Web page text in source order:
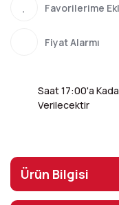
Fiyat Alarmı
Saat 17:00'a
Verilecektir
Ürün Bilgisi